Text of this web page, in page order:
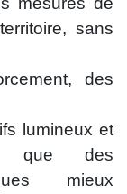
sans
des
lumineux et
que des
mieux